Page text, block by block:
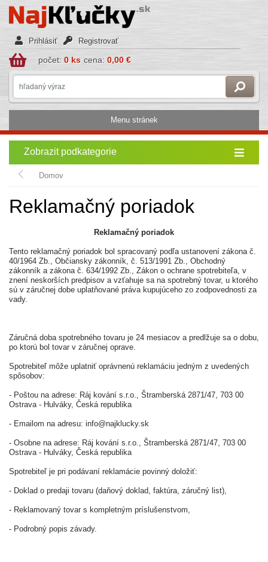
Prihlásiť Registrovať
počet: 0 ks cena: 0,00 €
Menu stránek
Zobrazit podkategorie
Domov
Reklamačný poriadok
Reklamačný poriadok
Tento reklamačný poriadok bol spracovaný podľa ustanovení zákona č.
40/1964 Zb., Občiansky zákonník, č. 513/1991 Zb., Obchodný
zákonník a zákona č. 634/1992 Zb., Zákon o ochrane spotrebiteľa, v
znení neskorších predpisov a vzťahuje sa na spotrebný tovar, u ktorého
sú v záručnej dobe uplatňované práva kupujúceho zo zodpovednosti za
vady.
Záručná doba spotrebného tovaru je 24 mesiacov a predlžuje sa o dobu,
po ktorú bol tovar v záručnej oprave.
Spotrebiteľ môže uplatniť oprávnenú reklamáciu jedným z uvedených
spôsobov:
- Poštou na adrese: Ráj kování s.r.o., Štramberská 2871/47, 703 00
Ostrava - Hulváky, Česká republika
- Emailom na adresu: info@najklucky.sk
- Osobne na adrese: Ráj kování s.r.o., Štramberská 2871/47, 703 00
Ostrava - Hulváky, Česká republika
Spotrebiteľ je pri podávaní reklamácie povinný doložiť:
- Doklad o predaji tovaru (daňový doklad, faktúra, záručný list),
- Reklamovaný tovar s kompletným príslušenstvom,
- Podrobný popis závady.